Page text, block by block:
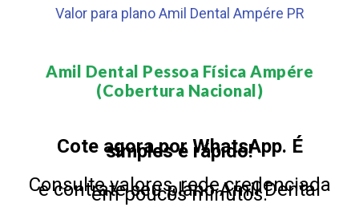
Valor para plano Amil Dental Ampére PR
Amil Dental Pessoa Física Ampére
(Cobertura Nacional)​
Cote agora por WhatsApp. É
simples e rápido!
Consulte valores, rede credenciada
e contrate seu plano Amil Dental
em poucos minutos.